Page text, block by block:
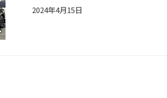
2024年4月15日